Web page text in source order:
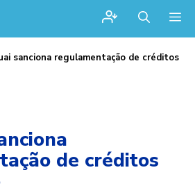
sanciona regulamentação de créditos
de créditos